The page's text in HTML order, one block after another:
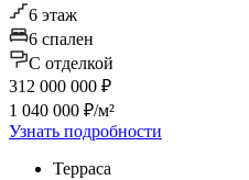
6 этаж
6 спален
C отделкой
312 000 000 ₽
1 040 000 ₽/м²
Узнать подробности
Терраса